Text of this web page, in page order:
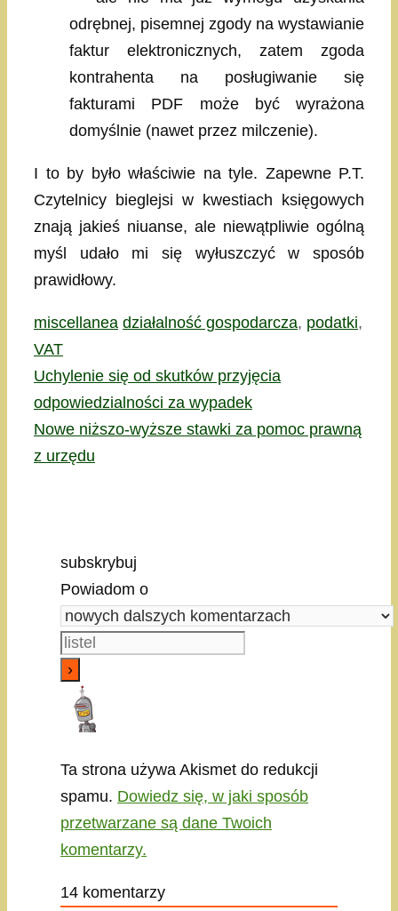
odrębnej, pisemnej zgody na wystawianie
faktur elektronicznych, zatem zgoda
kontrahenta na posługiwanie się
fakturami PDF może być wyrażona
domyślnie (nawet przez milczenie).
I to by było właściwie na tyle. Zapewne P.T.
Czytelnicy bieglejsi w kwestiach księgowych
znają jakieś niuanse, ale niewątpliwie ogólną
myśl udało mi się wyłuszczyć w sposób
prawidłowy.
Kategorie
miscellanea Tagi
działalność gospodarcza, podatki,
VAT
Uchylenie się od skutków przyjęcia
odpowiedzialności za wypadek
Nowe niższo-wyższe stawki za pomoc prawną
z urzędu
subskrybuj
Powiadom o
Ta strona używa Akismet do redukcji
spamu. Dowiedz się, w jaki sposób
przetwarzane są dane Twoich
komentarzy.
14 komentarzy